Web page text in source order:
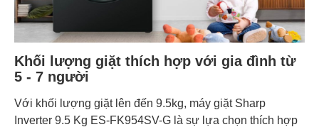
Khối lượng giặt thích hợp với gia đình từ
5 - 7 người
Với khối lượng giặt lên đến 9.5kg, máy giặt Sharp
Inverter 9.5 Kg ES-FK954SV-G là sự lựa chọn thích hợp